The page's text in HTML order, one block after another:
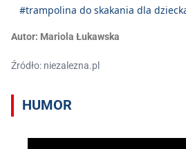
#trampolina do skakania dla
Autor: Mariola Łukawska
Źródło: niezalezna.pl
HUMOR